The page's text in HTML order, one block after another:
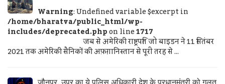
Warning: Undefined variable $excerpt in
/home/bharatva/public_html/wp-
includes/deprecated.phpon line1717
जब से अमेरिकी राष्ट्रपति जो बाइडन ने 11 सितंबर
2021 तक अमेरिकी सैनिकों की अफ़ग़ानिस्तान से पूरी तरह से ...
जौनपुर, उप्र का ये पुलिस अधिकारी देश के प्रधानमंत्री को गलत